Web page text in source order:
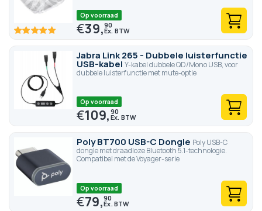
100 100
Op voorraad
€39,90
Jabra Link 265 - Dubbele luisterfunctie
USB-kabel Y-kabel dubbele QD/Mono USB, voor
dubbele luisterfunctie met mute-optie
Op voorraad
€109,90
Poly BT700 USB-C Dongle Poly USB-C
dongle met draadloze Bluetooth 5.1-technologie.
Compatibel met de Voyager-serie
Op voorraad
€79,90